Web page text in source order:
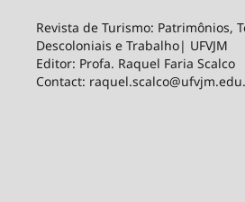
Revista de Turismo: Patrimônios,
Descoloniais e Trabalho|
Editor: Profa. Raquel Faria Scalco
Contact: